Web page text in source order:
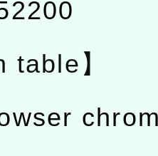
table】